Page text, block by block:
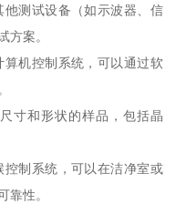
测试设备（如示波器、信
方案。
机控制系统，可以通过软
寸和形状的样品，包括晶
制系统，可以在洁净室或
靠性。